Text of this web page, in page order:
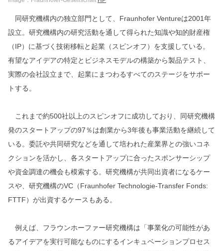
同研究機構内の独立部門として、Fraunhofer Ventureは2001年
設立。研究機構内の研究活動を通して得られた知識や知的財産権
（IP）に基づく技術移転と起業（スピンオフ）を支援している。
有望なアイデアの特定とビジネスモデルの構築から製品テスト、
実際の会社設立まで、起業にまつわるすべてのステージをサポー
トする。
これまで約500社以上のスピンオフに成功しており、同研究機構
発のスタートアップの97％は創業から3年後も事業活動を継続して
いる。委託や共同研究などを通して培われた産業界との強いコネ
クションを活かし、各スタートアップに合ったスポンサーシップ
や資金調達の機会も模索する。研究機構が共同出資者になるケー
スや、研究機構のVC（Fraunhofer Technologie-Transfer Fonds:
FTTF）が出資するケースもある。
例えば、フラウンホーファー研究機構は「事業化の可能性があ
るアイデアを実行可能なものにするインキュベーションプロセス